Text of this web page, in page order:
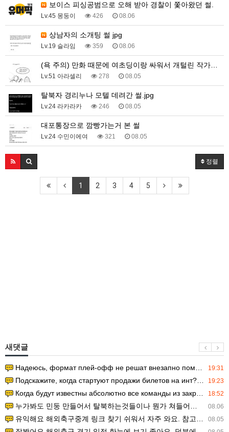
보이스 피싱공범으로 오해 받아 경찰이 쫓아왔던 썰.
Lv.45 몽둥이 426 08.06
상남자의 소개팅 썰 jpg
Lv.19 슬라임 359 08.06
(욕 주의) 만화 때문에 여초딩이랑 싸워서 개털린 작가…
Lv.51 아라셀리 278 08.05
탈북자 경리누나 모텔 데려간 썰.jpg
Lv.24 라카라카 246 08.05
대포통장으로 깜빵가는거 본 썰
Lv.24 수민이에여 321 08.05
정렬
1 2 3 4 5
새댓글
19:31
Надеюсь, формат плей-офф не решат внезапно поменять. https:/…
19:23
Подскажите, когда стартуют продажи билетов на инт? https://g…
18:52
Когда будут известны абсолютно все команды из закрытых квали…
08.06
누가봐도 민둥 만들어서 탈북하는것들이나 뭔가 쳐들어오는 낌새를 미리 알아차리기 위함이지 저걸 전쟁준비라고 하…
08.05
유익해요 해외축구중계 링크 찾기 쉬워서 자주 와요. 참고로 무료스포츠중계 정보 확인할 때 출처 꼭 체크해요.…